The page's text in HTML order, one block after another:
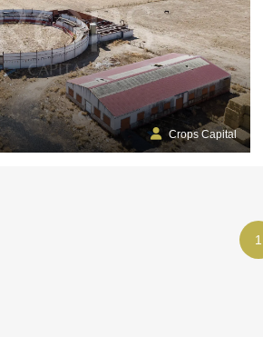
Crops Capital
1